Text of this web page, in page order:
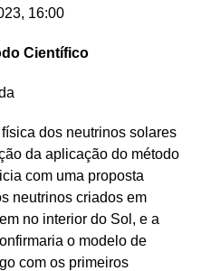
16:00
Científico
dos neutrinos solares
da aplicação do método
com uma proposta
neutrinos criados em
no interior do Sol, e a
o modelo de
com os primeiros